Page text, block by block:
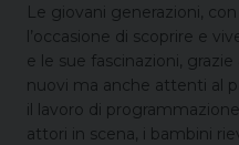
Le giovani generazioni,
l’occasione di scoprire e
e le sue fascinazioni,
nuovi ma anche attenti al
il lavoro di
attori in scena, i bambini